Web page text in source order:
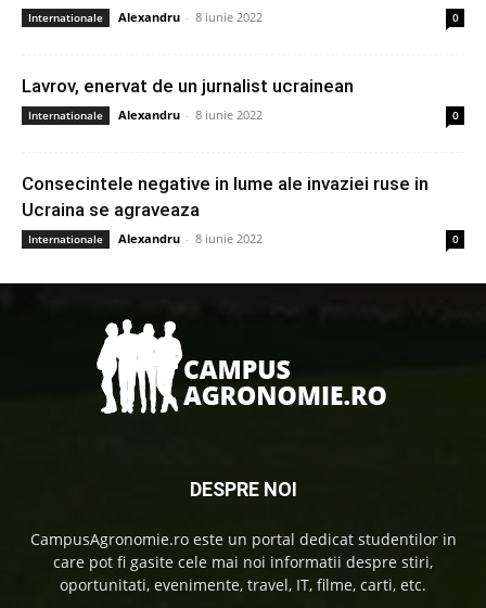
Internationale Alexandru - 8 iunie 2022 0
Lavrov, enervat de un jurnalist ucrainean
Internationale Alexandru - 8 iunie 2022 0
Consecintele negative in lume ale invaziei ruse in
Ucraina se agraveaza
Internationale Alexandru - 8 iunie 2022 0
DESPRE NOI
CampusAgronomie.ro este un portal dedicat studentilor in
care pot fi gasite cele mai noi informatii despre stiri,
oportunitati, evenimente, travel, IT, filme, carti, etc.